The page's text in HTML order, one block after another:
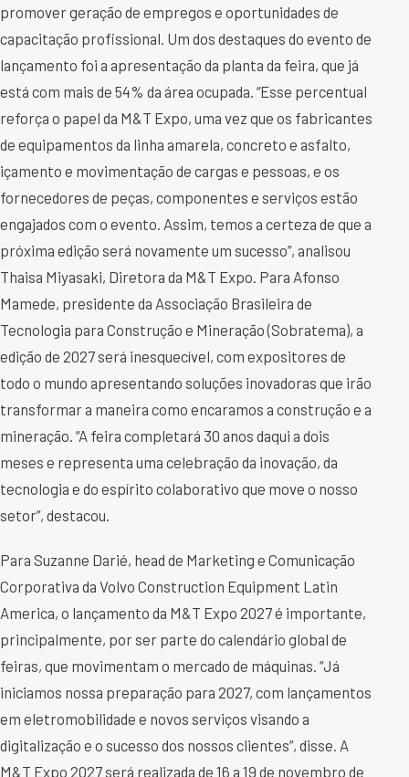
promover geração de empregos e oportunidades de
capacitação profissional. Um dos destaques do evento de
lançamento foi a apresentação da planta da feira, que já
está com mais de 54% da área ocupada. “Esse percentual
reforça o papel da M&T Expo, uma vez que os fabricantes
de equipamentos da linha amarela, concreto e asfalto,
içamento e movimentação de cargas e pessoas, e os
fornecedores de peças, componentes e serviços estão
engajados com o evento. Assim, temos a certeza de que a
próxima edição será novamente um sucesso”, analisou
Thaisa Miyasaki, Diretora da M&T Expo. Para Afonso
Mamede, presidente da Associação Brasileira de
Tecnologia para Construção e Mineração (Sobratema), a
edição de 2027 será inesquecível, com expositores de
todo o mundo apresentando soluções inovadoras que irão
transformar a maneira como encaramos a construção e a
mineração. “A feira completará 30 anos daqui a dois
meses e representa uma celebração da inovação, da
tecnologia e do espírito colaborativo que move o nosso
setor”, destacou.
Para Suzanne Darié, head de Marketing e Comunicação
Corporativa da Volvo Construction Equipment Latin
America, o lançamento da M&T Expo 2027 é importante,
principalmente, por ser parte do calendário global de
feiras, que movimentam o mercado de máquinas. “Já
iniciamos nossa preparação para 2027, com lançamentos
em eletromobilidade e novos serviços visando a
digitalização e o sucesso dos nossos clientes”, disse. A
M&T Expo 2027 será realizada de 16 a 19 de novembro de